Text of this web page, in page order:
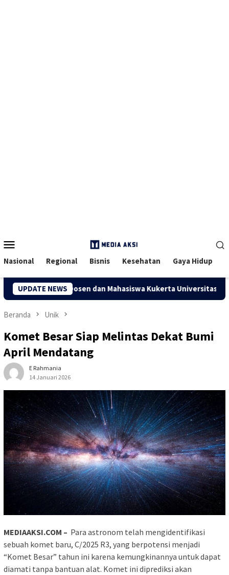
Mobile
Nasional Regional Bisnis Kesehatan Gaya Hidup
UPDATE NEWS
Kuapan, Dosen dan Mahasiswa Kukerta Universitas Riau
Beranda Unik
Komet Besar Siap Melintas Dekat Bumi
April Mendatang
E Rahmania
14 Januari 2026
MEDIAAKSI.COM – Para astronom telah mengidentifikasi
sebuah komet baru, C/2025 R3, yang berpotensi menjadi
“Komet Besar” tahun ini karena kemungkinannya untuk dapat
diamati tanpa bantuan alat. Komet ini diprediksi akan